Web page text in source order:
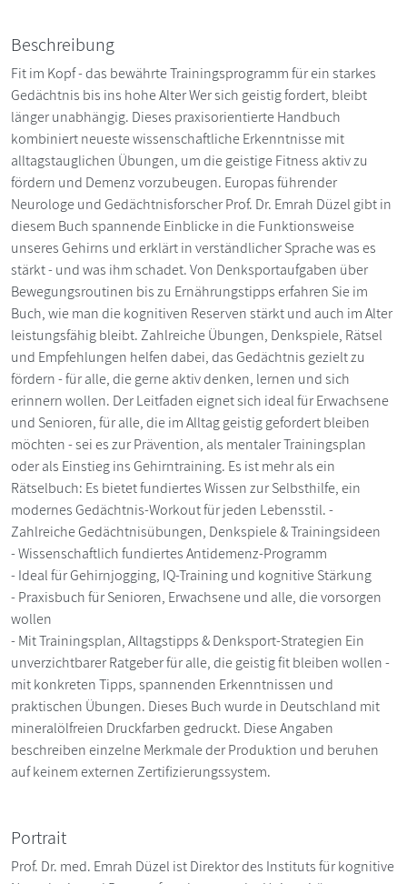
Beschreibung
Fit im Kopf - das bewährte Trainingsprogramm für ein starkes
Gedächtnis bis ins hohe Alter Wer sich geistig fordert, bleibt
länger unabhängig. Dieses praxisorientierte Handbuch
kombiniert neueste wissenschaftliche Erkenntnisse mit
alltagstauglichen Übungen, um die geistige Fitness aktiv zu
fördern und Demenz vorzubeugen. Europas führender
Neurologe und Gedächtnisforscher Prof. Dr. Emrah Düzel gibt in
diesem Buch spannende Einblicke in die Funktionsweise
unseres Gehirns und erklärt in verständlicher Sprache was es
stärkt - und was ihm schadet. Von Denksportaufgaben über
Bewegungsroutinen bis zu Ernährungstipps erfahren Sie im
Buch, wie man die kognitiven Reserven stärkt und auch im Alter
leistungsfähig bleibt. Zahlreiche Übungen, Denkspiele, Rätsel
und Empfehlungen helfen dabei, das Gedächtnis gezielt zu
fördern - für alle, die gerne aktiv denken, lernen und sich
erinnern wollen. Der Leitfaden eignet sich ideal für Erwachsene
und Senioren, für alle, die im Alltag geistig gefordert bleiben
möchten - sei es zur Prävention, als mentaler Trainingsplan
oder als Einstieg ins Gehirntraining. Es ist mehr als ein
Rätselbuch: Es bietet fundiertes Wissen zur Selbsthilfe, ein
modernes Gedächtnis-Workout für jeden Lebensstil. -
Zahlreiche Gedächtnisübungen, Denkspiele & Trainingsideen
- Wissenschaftlich fundiertes Antidemenz-Programm
- Ideal für Gehirnjogging, IQ-Training und kognitive Stärkung
- Praxisbuch für Senioren, Erwachsene und alle, die vorsorgen
wollen
- Mit Trainingsplan, Alltagstipps & Denksport-Strategien Ein
unverzichtbarer Ratgeber für alle, die geistig fit bleiben wollen -
mit konkreten Tipps, spannenden Erkenntnissen und
praktischen Übungen. Dieses Buch wurde in Deutschland mit
mineralölfreien Druckfarben gedruckt. Diese Angaben
beschreiben einzelne Merkmale der Produktion und beruhen
auf keinem externen Zertifizierungssystem.
Portrait
Prof. Dr. med. Emrah Düzel ist Direktor des Instituts für kognitive